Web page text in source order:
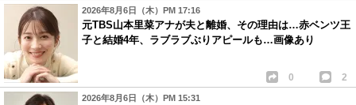
2026年8月6日（木）PM 17:16
元TBS山本里菜アナが夫と離婚、その理由は…赤ベンツ王
子と結婚4年、ラブラブぶりアピールも…画像あり
0 2
2026年8月6日（木）PM 15:31